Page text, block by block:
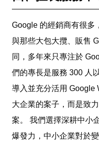
Google 的經銷商有很多
與那些大包大攬、販售
同，多年來只專注於
們的專長是服務 300 人
導入並充分活用 Google
大企業的案子，而是致
案。 我們選擇深耕中小
爆發力，中小企業對於